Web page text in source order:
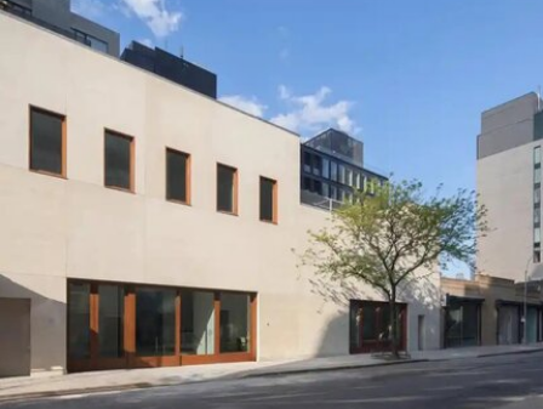
欧盟委员会发言人托马斯·雷尼耶（Thomas
Regnier）在一份声明中表示：“由欧洲纳税人资金
支持的文化活动，应当捍卫民主价值，促进开放对
话、多元性和言论自由。”他同时指出，这些价值观
“在今天的俄罗斯并未得到尊重”。
这笔被取消的资助对威尼斯双年展整体财政影响有
限，但撤资本身无疑是欧盟对双年展组织方的一次
严厉谴责。2022年2月俄罗斯入侵乌克兰后，双年
展曾发表声明称，不会接受“任何与俄罗斯政府存在
形式关联的官方代表团、机构或个人”参与其举办的
任何活动。